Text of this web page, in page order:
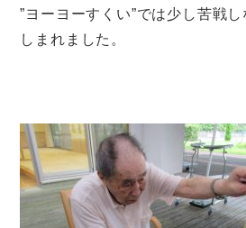
”ヨーヨーすくい”では少し苦戦
しまれました。